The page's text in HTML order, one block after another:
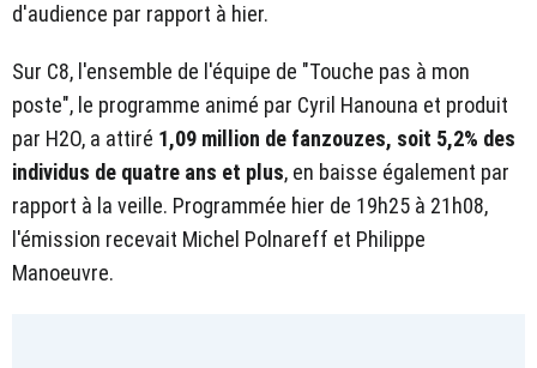
d'audience par rapport à hier.
Sur C8, l'ensemble de l'équipe de "Touche pas à mon
poste", le programme animé par Cyril Hanouna et produit
par H2O, a attiré 1,09 million de fanzouzes, soit 5,2% des
individus de quatre ans et plus, en baisse également par
rapport à la veille. Programmée hier de 19h25 à 21h08,
l'émission recevait Michel Polnareff et Philippe
Manoeuvre.